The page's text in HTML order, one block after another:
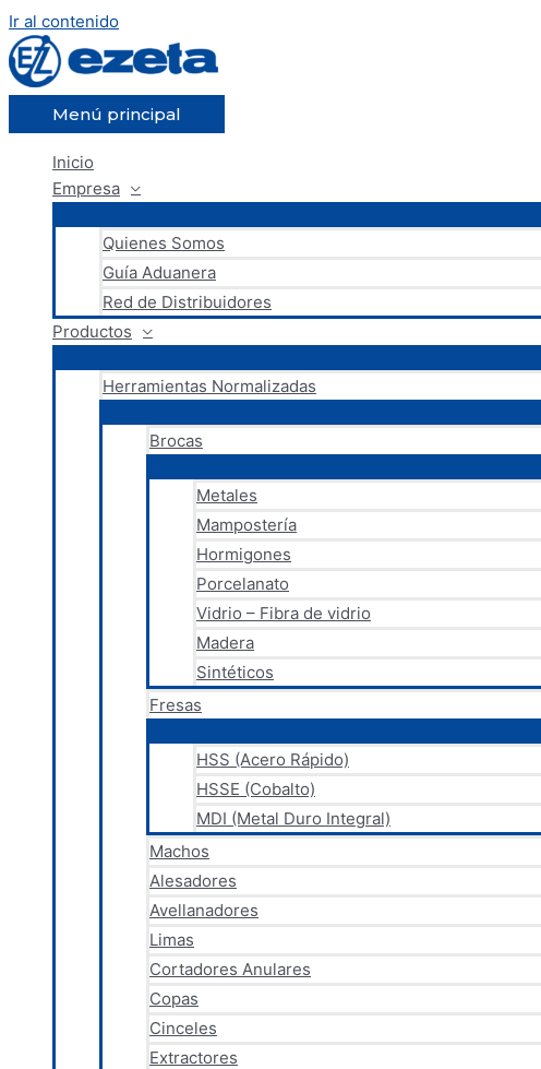
Ir al contenido
Menú principal
Inicio
Empresa
Quienes Somos
Guía Aduanera
Red de Distribuidores
Productos
Herramientas Normalizadas
Brocas
Metales
Mampostería
Hormigones
Porcelanato
Vidrio – Fibra de vidrio
Madera
Sintéticos
Fresas
HSS (Acero Rápido)
HSSE (Cobalto)
MDI (Metal Duro Integral)
Machos
Alesadores
Avellanadores
Limas
Cortadores Anulares
Copas
Cinceles
Extractores